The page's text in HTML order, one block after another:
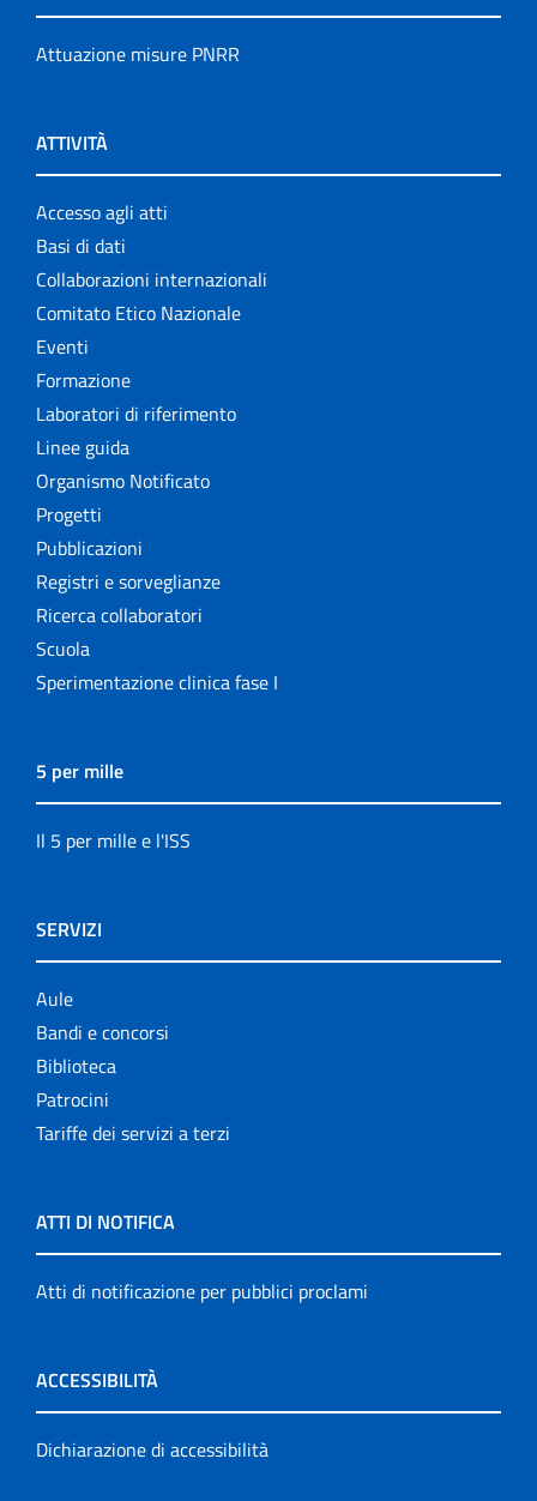
Attuazione misure PNRR
ATTIVITÀ
Accesso agli atti
Basi di dati
Collaborazioni internazionali
Comitato Etico Nazionale
Eventi
Formazione
Laboratori di riferimento
Linee guida
Organismo Notificato
Progetti
Pubblicazioni
Registri e sorveglianze
Ricerca collaboratori
Scuola
Sperimentazione clinica fase I
5 per mille
Il 5 per mille e l'ISS
SERVIZI
Aule
Bandi e concorsi
Biblioteca
Patrocini
Tariffe dei servizi a terzi
ATTI DI NOTIFICA
Atti di notificazione per pubblici proclami
ACCESSIBILITÀ
Dichiarazione di accessibilità